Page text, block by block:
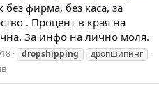
без фирма, без каса, за
. Процент в края на
За инфо на лично моля.
dropshipping дропшипинг